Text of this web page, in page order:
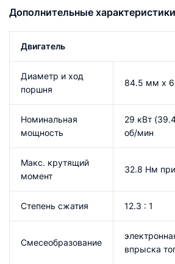
Дополнительные характеристики
Двигатель
Диаметр и ход
поршня
84.5 мм x
Номинальная
мощность
29 кВт
об/мин
Макс. крутящий
момент
32.8 Нм
Степень сжатия 12.3 : 1
Смесеобразование
впрыска